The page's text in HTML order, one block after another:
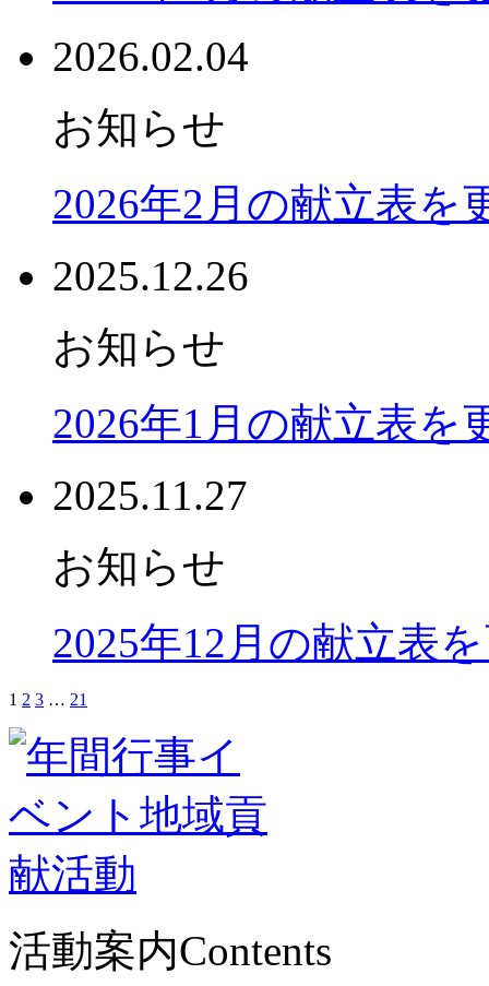
2026.02.04
お知らせ
2026年2月の献立表を
2025.12.26
お知らせ
2026年1月の献立表を
2025.11.27
お知らせ
2025年12月の献立表
1 2 3 … 21
活動案内Contents